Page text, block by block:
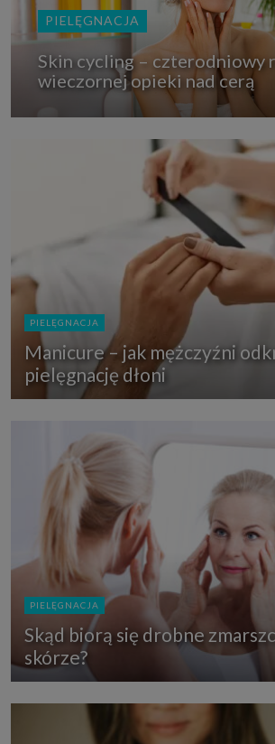
PIELĘGNACJA
Skin cycling – czterodniowy
wieczornej opieki nad cerą
PIELĘGNACJA
Manicure – jak mężczyźni
pielęgnację dłoni
PIELĘGNACJA
Skąd biorą się drobne
skórze?